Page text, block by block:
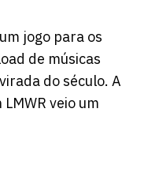
jogo para os
de músicas
do século. A
veio um